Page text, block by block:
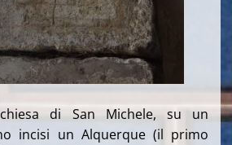
di San Michele, su un
incisi un Alquerque (il primo